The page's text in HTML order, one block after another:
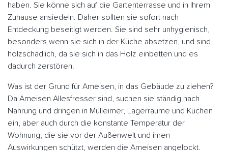
haben. Sie könne sich auf die Gartenterrasse und in Ihrem
Zuhause ansiedeln. Daher sollten sie sofort nach
Entdeckung beseitigt werden. Sie sind sehr unhygienisch,
besonders wenn sie sich in der Küche absetzen, und sind
holzschädlich, da sie sich in das Holz einbetten und es
dadurch zerstören.
Was ist der Grund für Ameisen, in das Gebäude zu ziehen?
Da Ameisen Allesfresser sind, suchen sie ständig nach
Nahrung und dringen in Mülleimer, Lagerräume und Küchen
ein, aber auch durch die konstante Temperatur der
Wohnung, die sie vor der Außenwelt und ihren
Auswirkungen schützt, werden die Ameisen angelockt.